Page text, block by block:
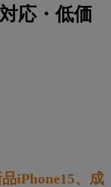
応・低価
iPhone15、成